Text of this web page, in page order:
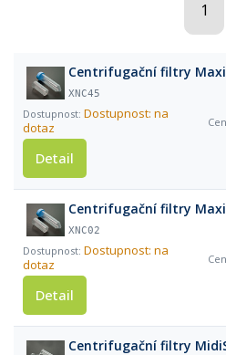
1
Centrifugační filtry
XNC45
Dostupnost: na
dotaz
Detail
Centrifugační filtry
XNC02
Dostupnost: na
dotaz
Detail
Centrifugační filtry